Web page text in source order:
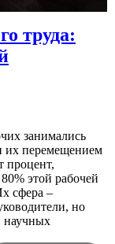
труда:
занимались
их перемещением
процент,
этой рабочей
сфера –
но
научных